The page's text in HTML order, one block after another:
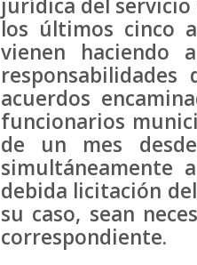
jurídica del
los últimos cinco
vienen haciendo a
acuerdos
funcionarios
de un mes
simultáneamente
debida licitación
su caso, sean
correspondiente.